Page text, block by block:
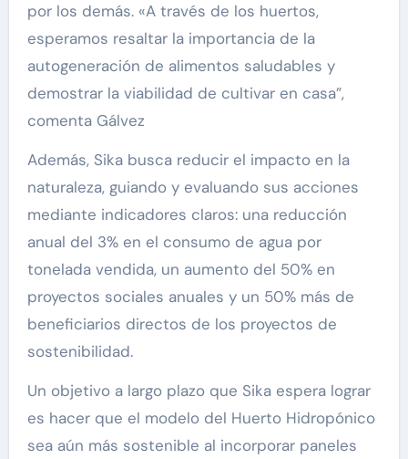
por los demás. «A través de los huertos,
esperamos resaltar la importancia de la
autogeneración de alimentos saludables y
demostrar la viabilidad de cultivar en casa”,
comenta Gálvez
Además, Sika busca reducir el impacto en la
naturaleza, guiando y evaluando sus acciones
mediante indicadores claros: una reducción
anual del 3% en el consumo de agua por
tonelada vendida, un aumento del 50% en
proyectos sociales anuales y un 50% más de
beneficiarios directos de los proyectos de
sostenibilidad.
Un objetivo a largo plazo que Sika espera lograr
es hacer que el modelo del Huerto Hidropónico
sea aún más sostenible al incorporar paneles